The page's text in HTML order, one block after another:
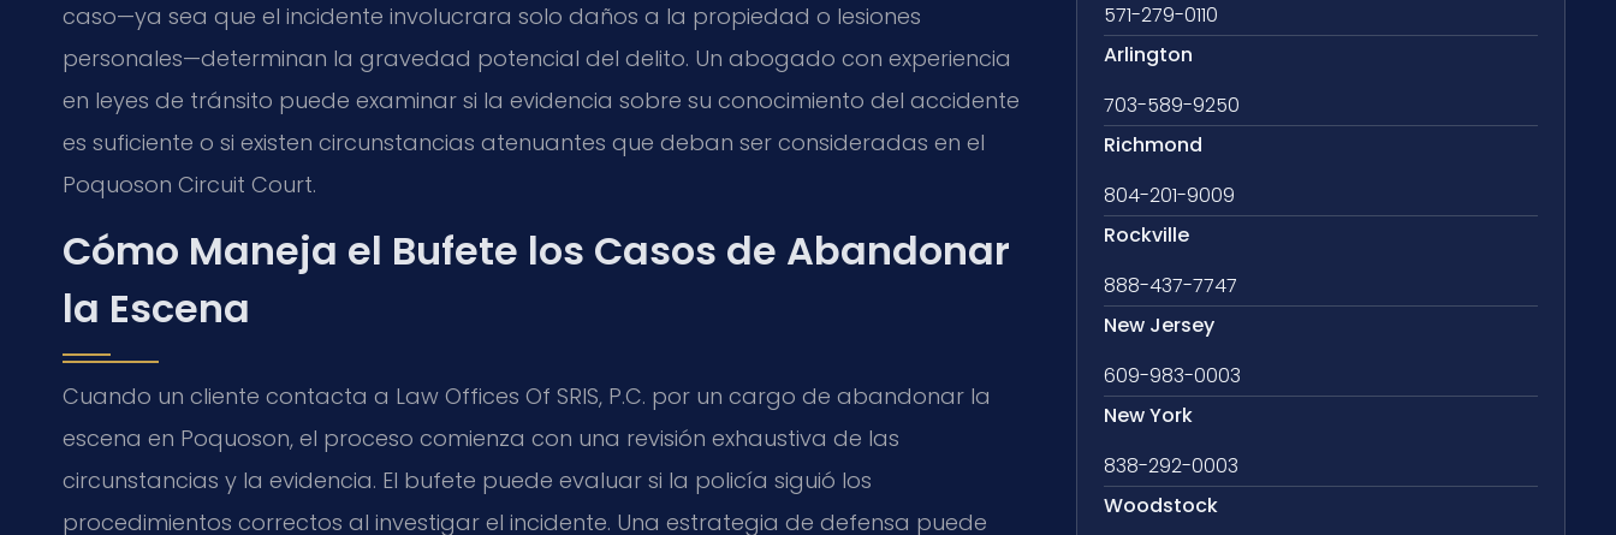
caso—ya sea que el incidente involucrara solo daños a la propiedad o lesiones
personales—determinan la gravedad potencial del delito. Un abogado con experiencia
en leyes de tránsito puede examinar si la evidencia sobre su conocimiento del accidente
es suficiente o si existen circunstancias atenuantes que deban ser consideradas en el
Poquoson Circuit Court.
Cómo Maneja el Bufete los Casos de Abandonar
la Escena
Cuando un cliente contacta a Law Offices Of SRIS, P.C. por un cargo de abandonar la
escena en Poquoson, el proceso comienza con una revisión exhaustiva de las
circunstancias y la evidencia. El bufete puede evaluar si la policía siguió los
procedimientos correctos al investigar el incidente. Una estrategia de defensa puede
571-279-0110
Arlington
703-589-9250
Richmond
804-201-9009
Rockville
888-437-7747
New Jersey
609-983-0003
New York
838-292-0003
Woodstock